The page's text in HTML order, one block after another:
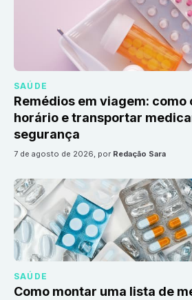
SAÚDE
Remédios em viagem: como
horário e transportar
segurança
7 de agosto de 2026, por Redação Sara
SAÚDE
Como montar uma lista de